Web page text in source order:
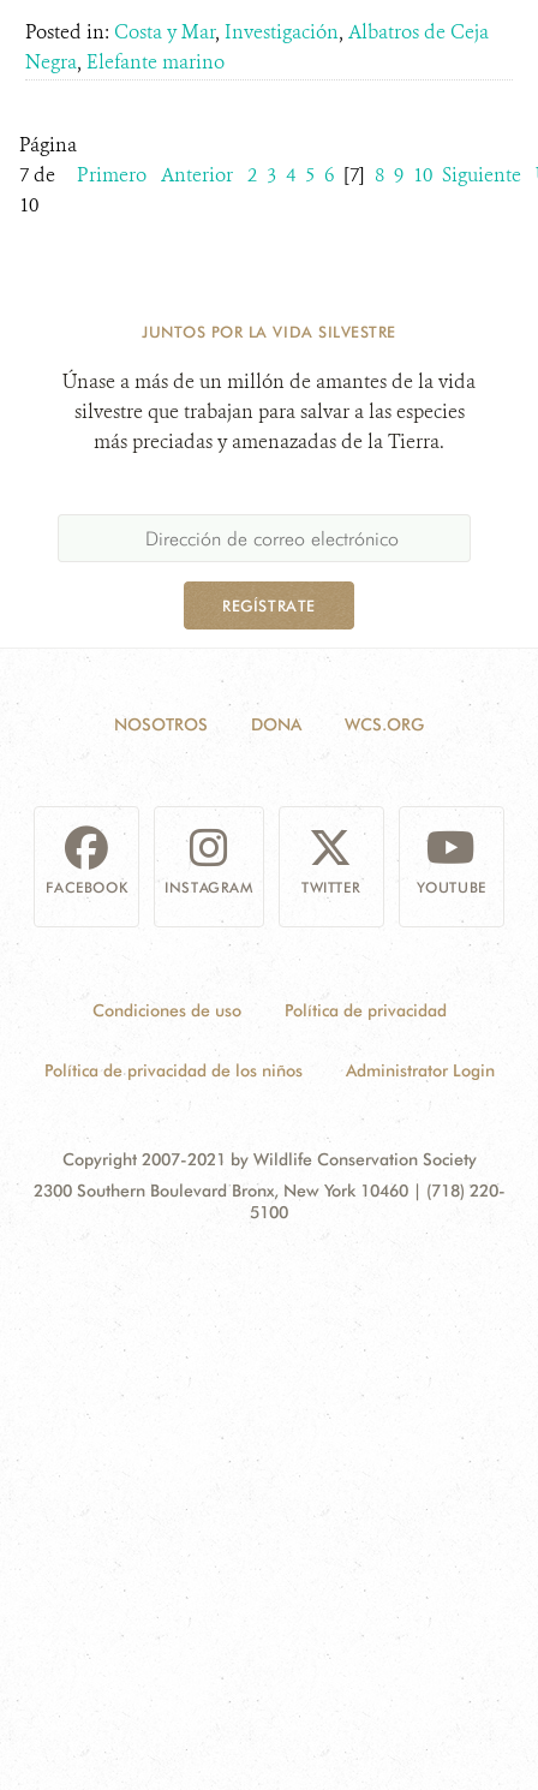
Posted in: Costa y Mar, Investigación, Albatros de Ceja
Negra, Elefante marino
Página
7 de
10
Primero Anterior 2 3 4 5 6 [7] 8 9 10 Siguiente
JUNTOS POR LA VIDA SILVESTRE
Únase a más de un millón de amantes de la vida
silvestre que trabajan para salvar a las especies
más preciadas y amenazadas de la Tierra.
REGÍSTRATE
NOSOTROS DONA WCS.ORG
FACEBOOK INSTAGRAM TWITTER YOUTUBE
Condiciones de uso Política de privacidad
Política de privacidad de los niños Administrator Login
Copyright 2007-2021 by Wildlife Conservation Society
Contact
Address:
2300 Southern Boulevard Bronx, New York 10460 | (718) 220-
5100